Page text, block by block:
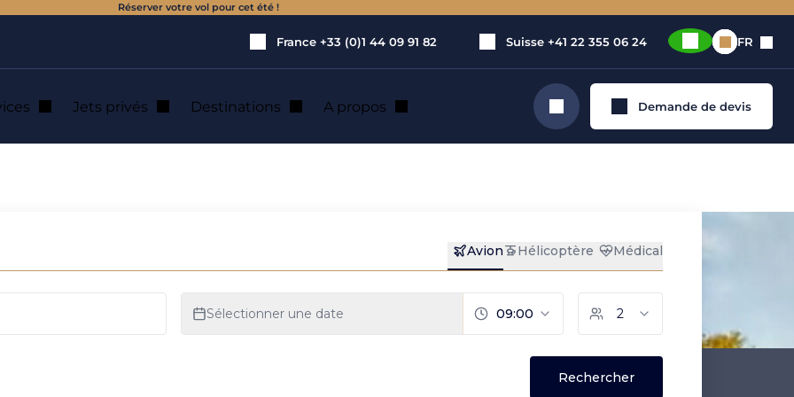
Réserver votre vol pour cet été !
France +33 (0)1 44 09 91 82 Suisse +41 22 355 06 24 FR
Jets privés Destinations A propos Rechercher Demande de devis